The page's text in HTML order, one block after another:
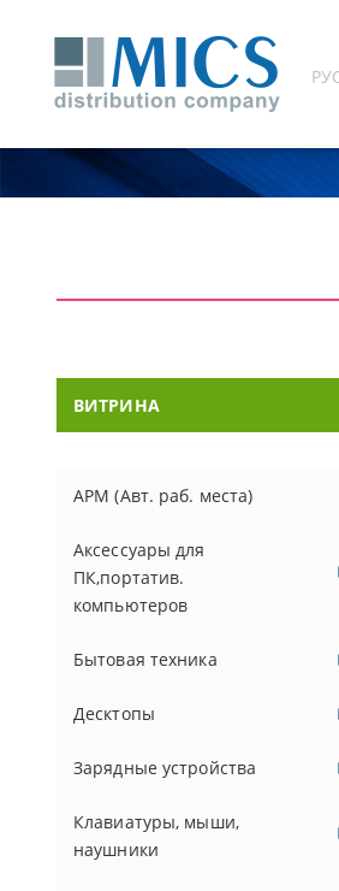
ВИТРИНА
АРМ (Авт. раб. места)
Аксессуары для
ПК,портатив.
компьютеров
Бытовая техника
Десктопы
Зарядные устройства
Клавиатуры, мыши,
наушники
8000 Гц